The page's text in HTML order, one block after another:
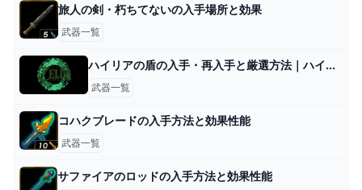
旅人の剣・朽ちてないの入手場所と効果
武器一覧
ハイリアの盾の入手・再入手と厳選方法｜ハイラルの盾
武器一覧
コハクブレードの入手方法と効果性能
武器一覧
サファイアのロッドの入手方法と効果性能